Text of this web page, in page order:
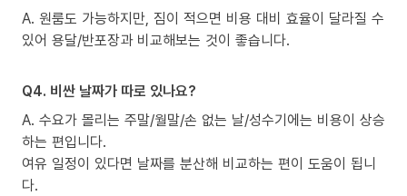
A. 원룸도 가능하지만, 짐이 적으면 비용 대비 효율이 달라질 수
있어 용달/반포장과 비교해보는 것이 좋습니다.
Q4. 비싼 날짜가 따로 있나요?
A. 수요가 몰리는 주말/월말/손 없는 날/성수기에는 비용이 상승
하는 편입니다.
여유 일정이 있다면 날짜를 분산해 비교하는 편이 도움이 됩니
다.